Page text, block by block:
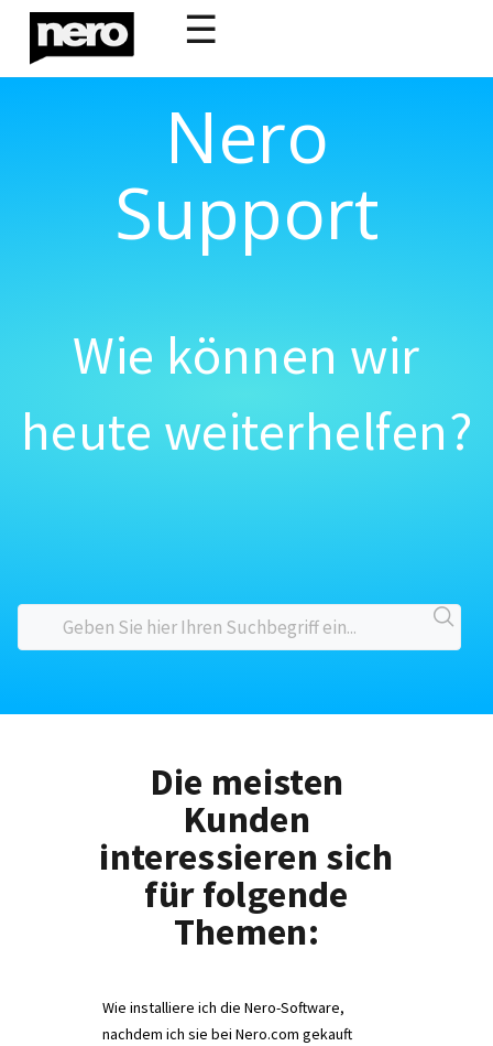
☰
Nero
Support
Wie können wir
heute weiterhelfen?
Die meisten
Kunden
interessieren sich
für folgende
Themen:
Wie installiere ich die Nero-Software,
nachdem ich sie bei Nero.com gekauft